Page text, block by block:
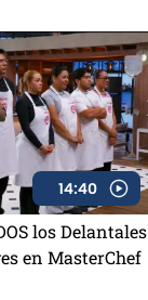
14:40
los Delantales
en MasterChef